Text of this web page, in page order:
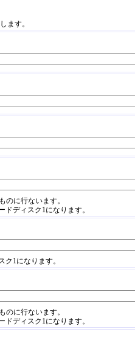
します。
のに行ないます。
ディスク1になります。
1になります。
のに行ないます。
ディスク1になります。